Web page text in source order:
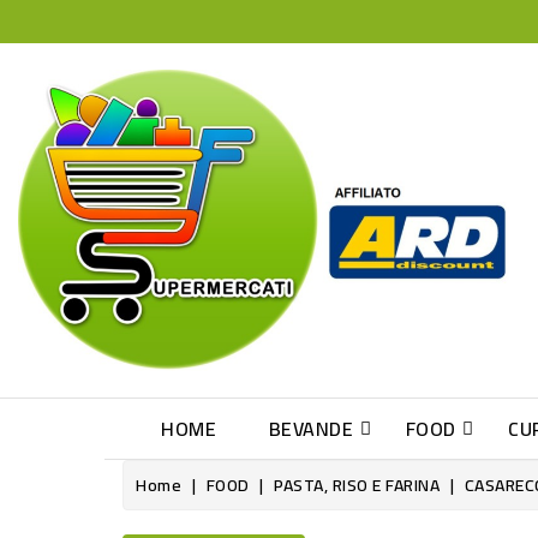
HOME BEVANDE FOOD
Home FOOD PASTA, RISO E FARINA